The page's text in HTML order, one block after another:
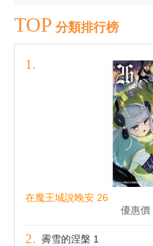
TOP 分類排行榜
在魔王城說晚安 26
優惠價
霽雪的涅槃 1